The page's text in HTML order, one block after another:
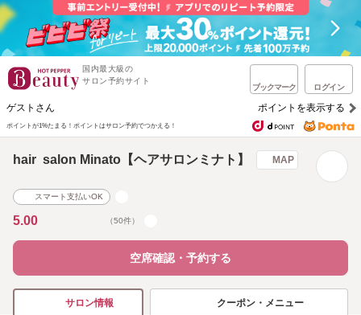
国内最大級の
サロン予約サイト
ブックマーク ログイン
ゲストさん ポイントを表示する
ポイントが1%たまる！ ポイントはサロン予約でつかえる！
hair salon Minato【ヘアサロンミナト】 MAP
スマート支払いOK
5.00 （50件）
空席確認・予約する
サロン情報 クーポン・メニュー